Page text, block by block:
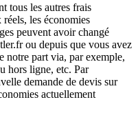
tous les autres frais
les économies
peuvent avoir changé
ou depuis que vous avez
notre part via, par exemple,
hors ligne, etc. Par
demande de devis sur
actuellement